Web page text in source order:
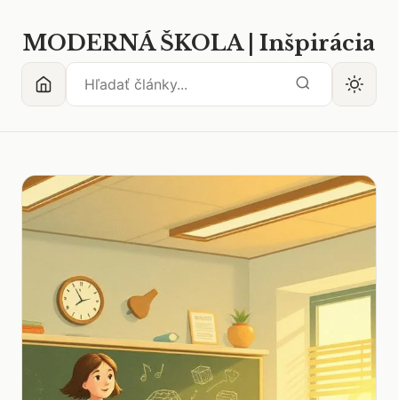
MODERNÁ ŠKOLA | Inšpirácia